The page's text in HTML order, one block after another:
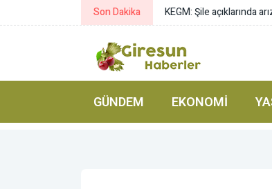
Son Dakika KEGM: Şile açıklarında
GÜNDEM EKONOMI